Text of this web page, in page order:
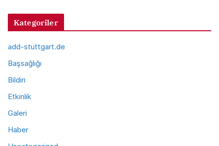
Kategoriler
add-stuttgart.de
Başsağlığı
Bildiri
Etkinlik
Galeri
Haber